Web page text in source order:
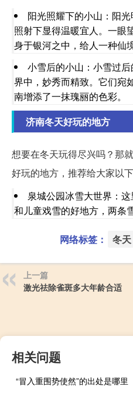
阳光照耀下的小山：阳
照射下显得温暖宜人。一眼
身于银河之中，给人一种仙
小雪后的小山：小雪过
界中，妙秀而精致。它们宛
南增添了一抹瑰丽的色彩。
济南冬天好玩的地方
想要在冬天玩得尽兴吗？那
好玩的地方，推荐给大家以
泉城公园冰雪大世界：
和儿童戏雪的好地方，两条
网络标签： 冬天
上一篇
激光祛除雀斑多大年龄合适
相关问题
“冒入重围势使然”的出处是哪里